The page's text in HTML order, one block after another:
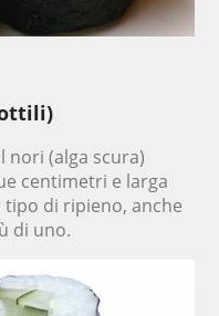
nori (alga scura)
centimetri e larga
di ripieno, anche
di uno.